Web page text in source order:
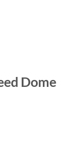
Dome